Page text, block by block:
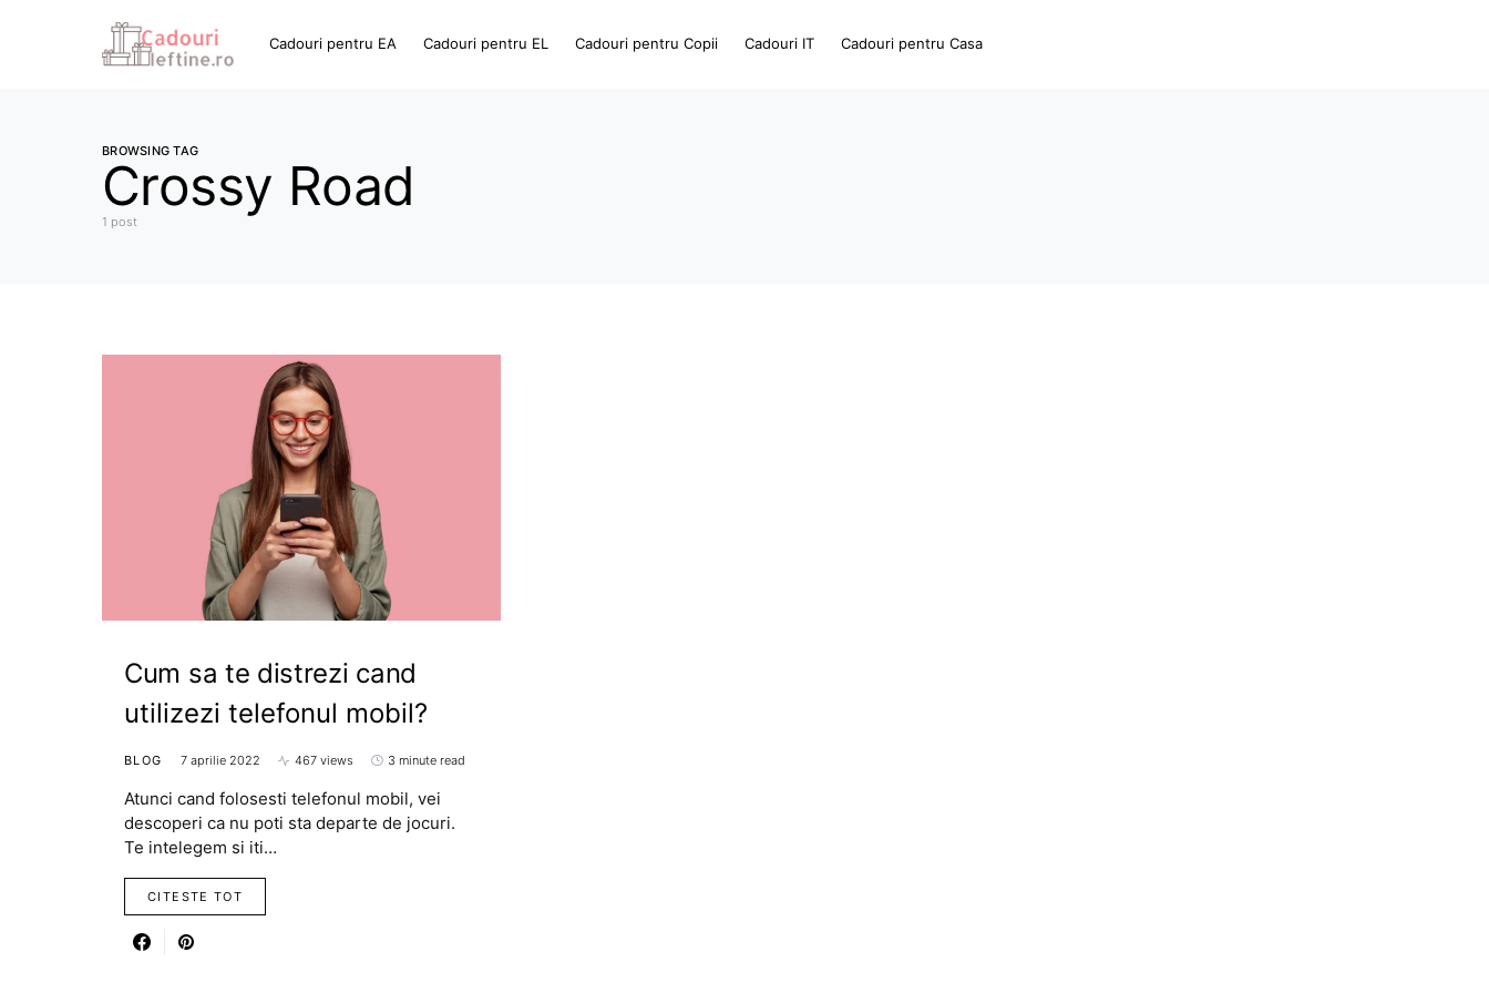
Cadouri pentru EA Cadouri pentru EL Cadouri pentru Copii Cadouri IT Cadouri pentru Casa
BROWSING TAG
Crossy Road
1 post
Cum sa te distrezi cand
utilizezi telefonul mobil?
BLOG 7 aprilie 2022 467 views 3 minute read
Atunci cand folosesti telefonul mobil, vei
descoperi ca nu poti sta departe de jocuri.
Te intelegem si iti…
CITESTE TOT